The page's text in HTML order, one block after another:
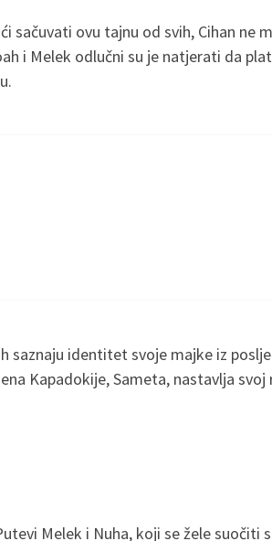
sačuvati ovu tajnu od svih, Cihan ne
i Melek odlučni su je natjerati da
saznaju identitet svoje majke iz
Kapadokije, Sameta, nastavlja svoj
Melek i Nuha, koji se žele suočiti